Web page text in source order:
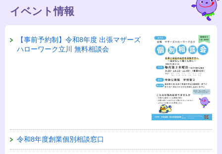
イベント情報
【事前予約制】令和8年度 出張マザーズ
ハローワーク立川 無料相談会
令和8年度創業個別相談窓口